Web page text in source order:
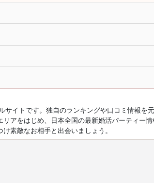
サイトです。独自のランキングや口コミ情報
アをはじめ、日本全国の最新婚活パーティー
素敵なお相手と出会いましょう。